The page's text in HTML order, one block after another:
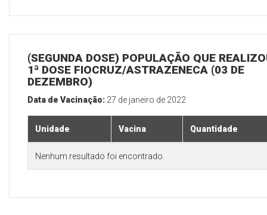
(SEGUNDA DOSE) POPULAÇÃO QUE
1ª DOSE FIOCRUZ/ASTRAZENECA (03 DE
DEZEMBRO)
Data de Vacinação: 27 de janeiro de 2022
Unidade Vacina Quantidade
Nenhum resultado foi encontrado.